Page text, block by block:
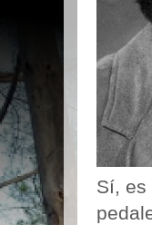
Sí, es